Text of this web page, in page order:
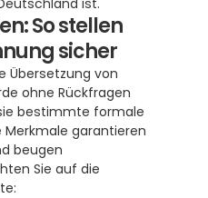
ist.
So stellen
sicher
Übersetzung von
ohne Rückfragen
bestimmte formale
Merkmale garantieren
beugen
Sie auf die